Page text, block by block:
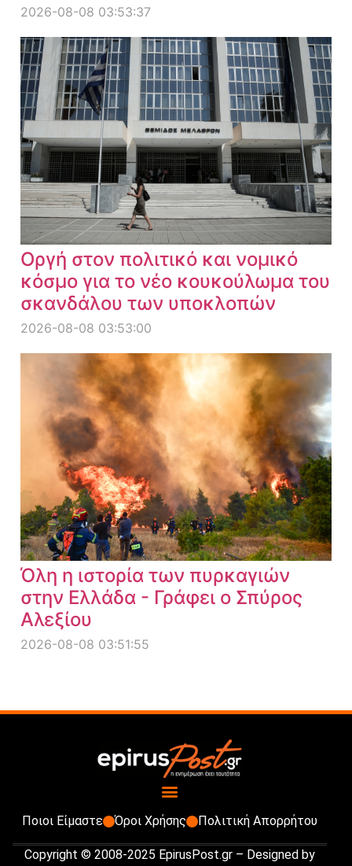
2026-08-08 03:53:37
Οργή στον πολιτικό και νομικό
κόσμο για το νέο κουκούλωμα του
σκανδάλου των υποκλοπών
2026-08-08 03:53:00
Όλη η ιστορία των πυρκαγιών
στην Ελλάδα - Γράφει ο Σπύρος
Αλεξίου
2026-08-08 03:51:55
Ποιοι Είμαστε Όροι Χρήσης Πολιτική Απορρήτου
Copyright © 2008-2025 EpirusPost.gr – Designed by